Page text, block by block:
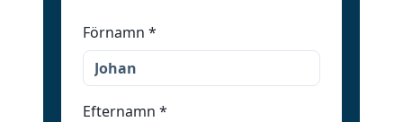
Förnamn *
Efternamn *